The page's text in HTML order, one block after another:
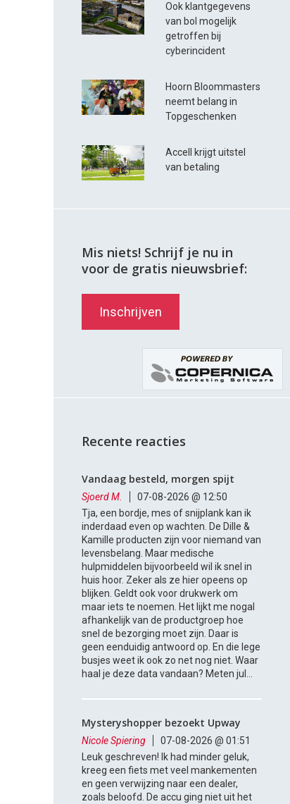
Ook klantgegevens
van bol mogelijk
getroffen bij
cyberincident
Hoorn Bloommasters
neemt belang in
Topgeschenken
Accell krijgt uitstel
van betaling
Mis niets! Schrijf je nu in
voor de gratis nieuwsbrief:
Inschrijven
Recente reacties
Vandaag besteld, morgen spijt
Sjoerd M.
07-08-2026 @ 12:50
Tja, een bordje, mes of snijplank kan ik
inderdaad even op wachten. De Dille &
Kamille producten zijn voor niemand van
levensbelang. Maar medische
hulpmiddelen bijvoorbeeld wil ik snel in
huis hoor. Zeker als ze hier opeens op
blijken. Geldt ook voor drukwerk om
maar iets te noemen. Het lijkt me nogal
afhankelijk van de productgroep hoe
snel de bezorging moet zijn. Daar is
geen eenduidig antwoord op. En die lege
busjes weet ik ook zo net nog niet. Waar
haal je deze data vandaan? Meten jul...
Mysteryshopper bezoekt Upway
Nicole Spiering
07-08-2026 @ 01:51
Leuk geschreven! Ik had minder geluk,
kreeg een fiets met veel mankementen
en geen verwijzing naar een dealer,
zoals beloofd. De accu ging niet uit het